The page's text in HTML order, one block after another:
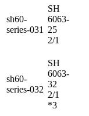
sh60-
series-031
SH
6063-
25
2/1
sh60-
series-032
SH
6063-
32
2/1
*3